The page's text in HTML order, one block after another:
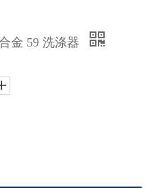
卧式合金镍压力容器船用
金 59 洗涤器